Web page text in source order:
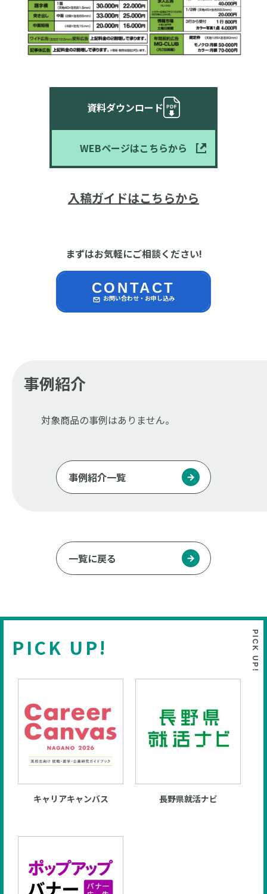
資料ダウンロード
WEBページはこちらから
入稿ガイドはこちらから
まずはお気軽にご相談ください!
CONTACT
お問い合わせ・お申し込み
事例紹介
対象商品の事例はありません。
事例紹介一覧
一覧に戻る
PICK UP!
キャリアキャンバス 長野県就活ナビ